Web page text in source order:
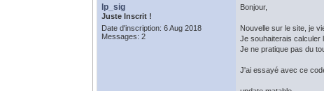
lp_sig
Juste Inscrit !
Date d'inscription: 6 Aug 2018
Messages: 2
Bonjour,
Nouvelle sur le site, je
Je souhaiterais calculer
Je ne pratique pas du
J'ai essayé avec ce